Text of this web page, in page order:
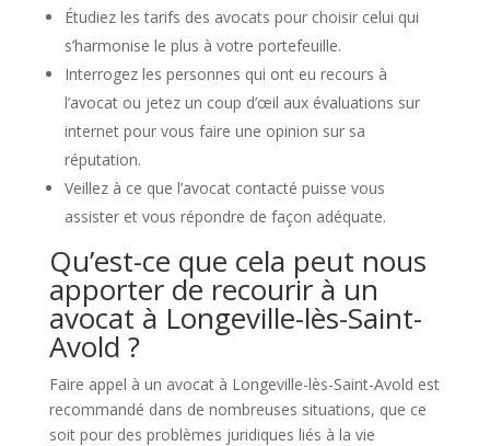
Étudiez les tarifs des avocats pour choisir celui qui
s’harmonise le plus à votre portefeuille.
Interrogez les personnes qui ont eu recours à
l’avocat ou jetez un coup d’œil aux évaluations sur
internet pour vous faire une opinion sur sa
réputation.
Veillez à ce que l’avocat contacté puisse vous
assister et vous répondre de façon adéquate.
Qu’est-ce que cela peut nous
apporter de recourir à un
avocat à Longeville-lès-Saint-
Avold ?
Faire appel à un avocat à Longeville-lès-Saint-Avold est
recommandé dans de nombreuses situations, que ce
soit pour des problèmes juridiques liés à la vie